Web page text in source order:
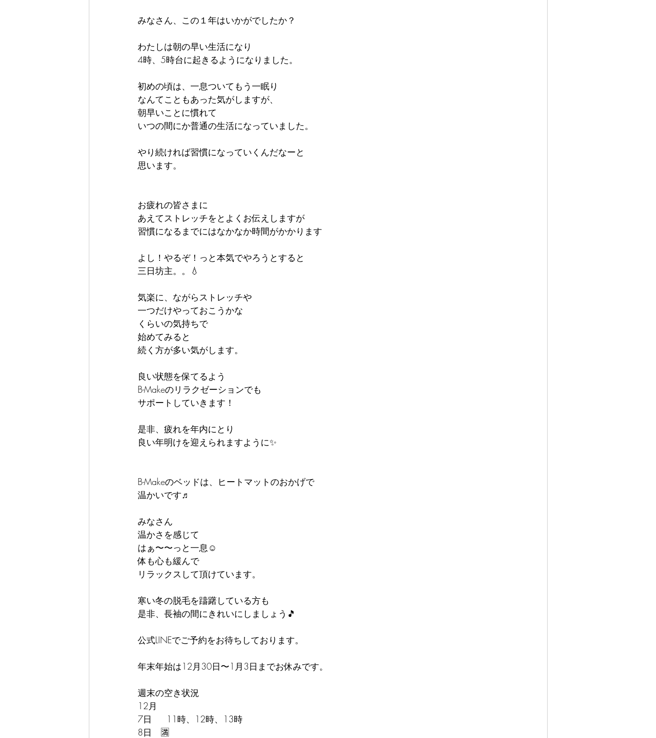
みなさん、この１年はいかがでしたか？
わたしは朝の早い生活になり
4時、5時台に起きるようになりました。
初めの頃は、一息ついてもう一眠り
なんてこともあった気がしますが、
朝早いことに慣れて
いつの間にか普通の生活になっていました。
やり続ければ習慣になっていくんだなーと
思います。
お疲れの皆さまに
あえてストレッチをとよくお伝えしますが
習慣になるまでにはなかなか時間がかかります
よし！やるぞ！っと本気でやろうとすると
三日坊主。。💧
気楽に、ながらストレッチや
一つだけやっておこうかな
くらいの気持ちで
始めてみると
続く方が多い気がします。
良い状態を保てるよう
B-Makeのリラクゼーションでも
サポートしていきます！
是非、疲れを年内にとり
良い年明けを迎えられますように✨
B-Makeのベッドは、ヒートマットのおかげで
温かいです♬
みなさん
温かさを感じて
はぁ〜〜っと一息☺️
体も心も緩んで
リラックスして頂けています。
寒い冬の脱毛を躊躇している方も
是非、長袖の間にきれいにしましょう🎵
公式LINEでご予約をお待ちしております。
年末年始は12月30日〜1月3日までお休みです。
週末の空き状況
12月
7日　  11時、12時、13時
8日　🈵